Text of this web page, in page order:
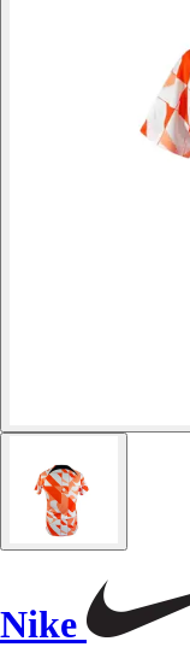
Nike